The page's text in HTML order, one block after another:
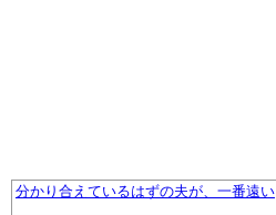
分かり合えているはずの夫が、一番遠い